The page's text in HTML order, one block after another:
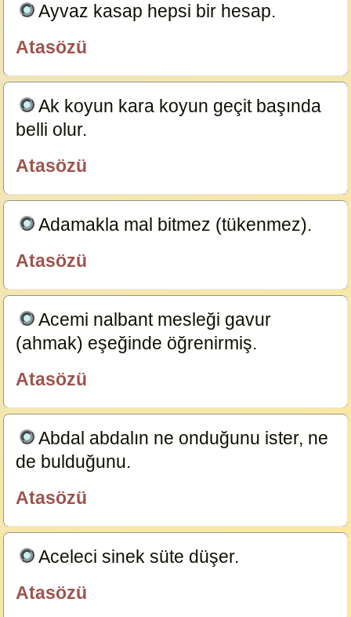
Ayvaz kasap hepsi bir hesap.
Atasözü
Ak koyun kara koyun geçit başında
belli olur.
Atasözü
Adamakla mal bitmez (tükenmez).
Atasözü
Acemi nalbant mesleği gavur
(ahmak) eşeğinde öğrenirmiş.
Atasözü
Abdal abdalın ne onduğunu ister, ne
de bulduğunu.
Atasözü
Aceleci sinek süte düşer.
Atasözü